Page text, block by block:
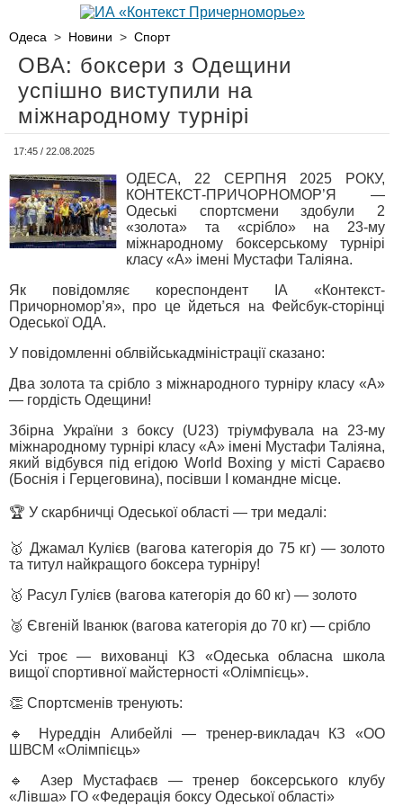
Одеса > Новини > Спорт
ОВА: боксери з Одещини
успішно виступили на
міжнародному турнірі
17:45 / 22.08.2025
ОДЕСА, 22 СЕРПНЯ 2025 РОКУ,
КОНТЕКСТ-ПРИЧОРНОМОР’Я —
Одеські спортсмени здобули 2
«золота» та «срібло» на 23-му
міжнародному боксерському турнірі
класу «А» імені Мустафи Таліяна.
Як повідомляє кореспондент ІА «Контекст-
Причорномор’я», про це йдеться на Фейсбук-сторінці
Одеської ОДА.
У повідомленні облвійськадміністрації сказано:
Два золота та срібло з міжнародного турніру класу «А»
— гордість Одещини!
Збірна України з боксу (U23) тріумфувала на 23-му
міжнародному турнірі класу «А» імені Мустафи Таліяна,
який відбувся під егідою World Boxing у місті Сараєво
(Боснія і Герцеговина), посівши І командне місце.
🏆 У скарбничці Одеської області — три медалі:
🥇 Джамал Кулієв (вагова категорія до 75 кг) — золото
та титул найкращого боксера турніру!
🥇 Расул Гулієв (вагова категорія до 60 кг) — золото
🥈 Євгеній Іванюк (вагова категорія до 70 кг) — срібло
Усі троє — вихованці КЗ «Одеська обласна школа
вищої спортивної майстерності «Олімпієць».
👏 Спортсменів тренують:
🔹 Нуреддін Алибейлі — тренер-викладач КЗ «ОО
ШВСМ «Олімпієць»
🔹 Азер Мустафаєв — тренер боксерського клубу
«Лівша» ГО «Федерація боксу Одеської області»